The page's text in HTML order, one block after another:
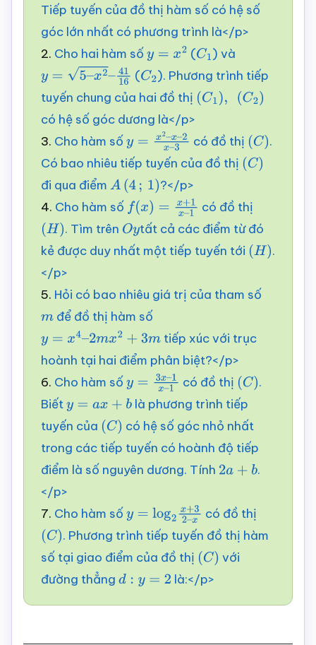
Tiếp tuyến của đồ thị hàm số có hệ số
góc lớn nhất có phương trình là</p>
2. Cho hai hàm số y=x 2 (C1) và
y =5 –x 2–4116 (C2). Phương trình tiếp
tuyến chung của hai đồ thị (C1),( C2)
có hệ số góc dương là</p>
3. Cho hàm số y=x 2–x–
2x–3
có đồ thị (C).
Có bao nhiêu tiếp tuyến của đồ thị (C)
đi qua điểm A( 4;1)
?</p>
4. Cho hàm số f(x)= x+ 1x–1 có đồ thị
(H) . Tìm trên Oytất cả các điểm từ đó
kẻ được duy nhất một tiếp tuyến tới (H) .
</p>
5. Hỏi có bao nhiêu giá trị của tham số
mđể đồ thị hàm số
y =x 4–2mx2+3m
tiếp xúc với trục
hoành tại hai điểm phân biệt?</p>
6. Cho hàm số y =3 x–
1x– 1
có đồ thị (C).
Biếty =a x+b
là phương trình tiếp
tuyến của (C) có hệ số góc nhỏ nhất
trong các tiếp tuyến có hoành độ tiếp
điểm là số nguyên dương. Tính 2a +b
.
</p>
7. Cho hàm số y=log2x+32–
x
có đồ thị
(C). Phương trình tiếp tuyến đồ thị hàm
số tại giao điểm của đồ thị (C) với
đường thẳng d y =2 là:</p>